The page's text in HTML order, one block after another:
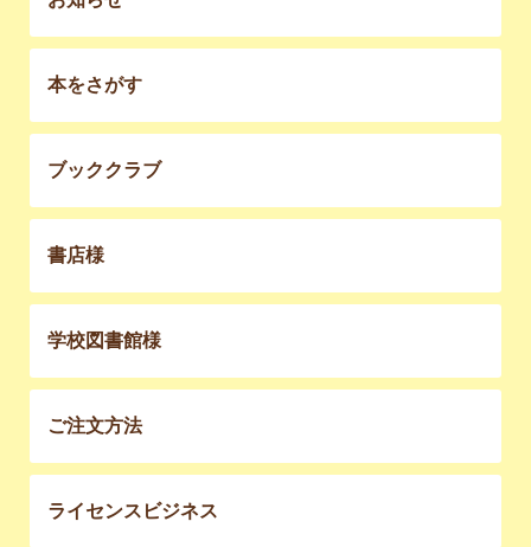
本をさがす
ブッククラブ
書店様
学校図書館様
ご注文方法
ライセンスビジネス